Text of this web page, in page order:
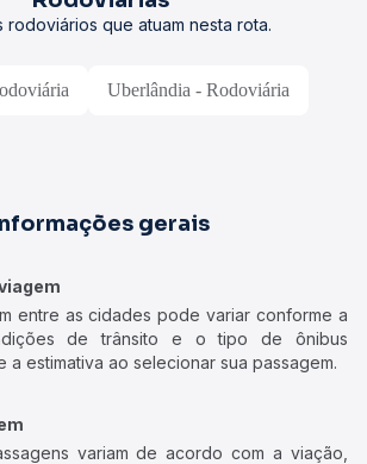
rodoviários que atuam nesta rota.
Uberlândia - Rodoviária
gerais
entre as cidades pode variar conforme a
de trânsito e o tipo de ônibus
a estimativa ao selecionar sua passagem.
variam de acordo com a viação,